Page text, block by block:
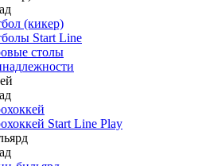
(кикер)
Start Line
столы
Start Line Play